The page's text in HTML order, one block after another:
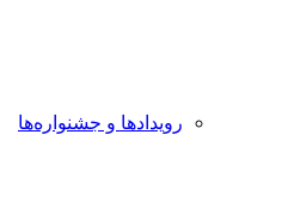
رویدادها و جشنواره‌ها